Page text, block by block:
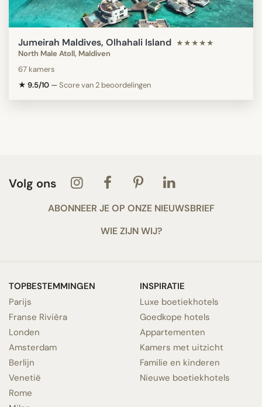
Jumeirah Maldives, Olhahali Island ★★★★★
North Male Atoll, Maldiven
67 kamers
★ 9.5/10 —Score van 2 beoordelingen
Volg ons
ABONNEER JE OP ONZE NIEUWSBRIEF
WIE ZIJN WIJ?
TOPBESTEMMINGEN
Parijs
Franse Rivièra
Londen
Amsterdam
Berlijn
Venetië
Rome
INSPIRATIE
Luxe boetiekhotels
Goedkope hotels
Appartementen
Kamers met uitzicht
Familie en kinderen
Nieuwe boetiekhotels